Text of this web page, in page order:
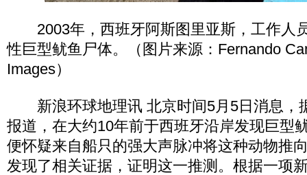
2003年，西班牙阿斯图里亚斯，工作人
性巨型鱿鱼尸体。（图片来源：Fernando
Images）
新浪环球地理讯 北京时间5月5日消息，
报道，在大约10年前于西班牙沿岸发现巨型
便怀疑来自船只的强大声脉冲将这种动物推
发现了相关证据，证明这一推测。根据一项